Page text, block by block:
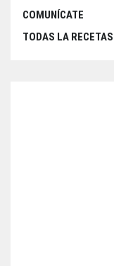
COMUNÍCATE
TODAS LA RECETAS